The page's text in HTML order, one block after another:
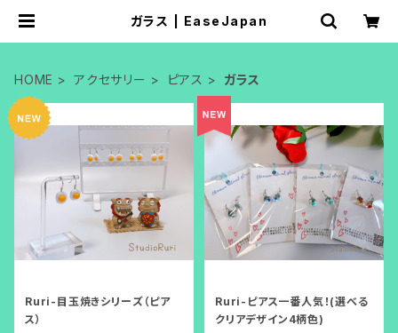
ガラス | EaseJapan
HOME アクセサリー ピアス ガラス
Ruri-目玉焼きシリーズ（ピア
ス）
Ruri-ピアス一番人気！(選べる
クリアデザイン4柄色)